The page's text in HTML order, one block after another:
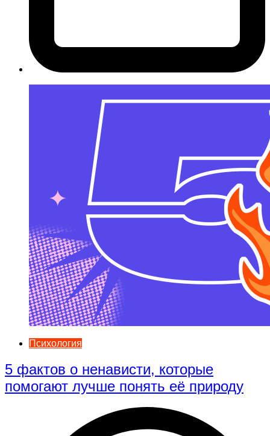
Психология
5 фактов о ненависти, которые
помогают лучше понять её природу